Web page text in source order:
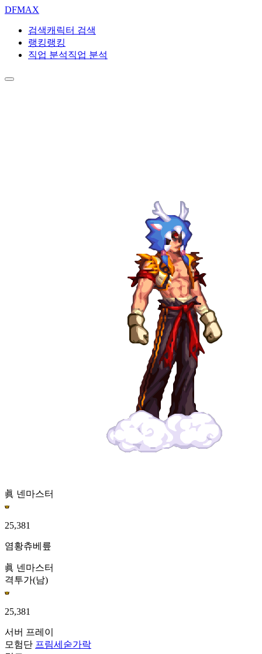
DFMAX
검색캐릭터 검색
랭킹랭킹
직업 분석직업 분석
眞 넨마스터
25,381
염황츄베릎
眞 넨마스터
격투가(남)
25,381
서버 프레이
모험단 프림세숟가락